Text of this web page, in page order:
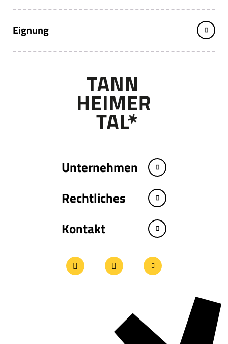
Eignung
Unternehmen
Rechtliches
Kontakt